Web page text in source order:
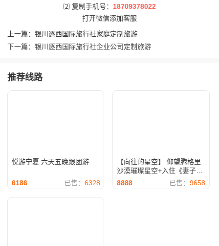
⑵ 复制手机号： 18709378022
打开微信添加客服
上一篇： 银川逐西国际旅行社家庭定制旅游
下一篇： 银川逐西国际旅行社企业公司定制旅游
推荐线路
悦游宁夏 六天五晚跟团游
6186 已售： 6328
【向往的星空】 仰望腾格里
沙漠璀璨星空+入住《妻子的
浪漫》同款沙漠星星酒店 专
业观星课堂 4晚5天休闲游 一
8888 已售： 9658